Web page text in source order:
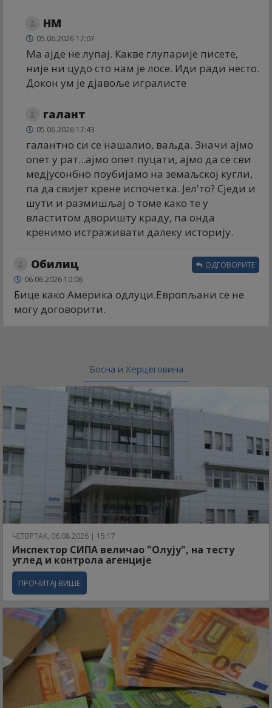
НМ
05.06.2026 17:07
Ма ајде не лупај. Какве глупарије писете,
није ни цудо сто нам је лосе. Иди ради несто.
Докон ум је дјавоље игралисте
галант
05.06.2026 17:43
галантно си се нашалио, ваљда. Значи ајмо
опет у рат...ајмо опет пуцати, ајмо да се сви
медјусонбно поубијамо на земаљској кугли,
па да свијет крене испочетка. Јел'то? Сједи и
шути и размишљај о томе како те у
властитом дворишту краду, па онда
кренимо истраживати далеку историју.
Обилиц
06.06.2026 10:06
Бице како Америка одлуци.Европљани се не
могу договорити.
ОДГОВОРИТЕ
Босна и Херцеговина
ЧЕТВРТАК, 06.08.2026 | 15:17
Инспектор СИПА величао "Олују", на тесту
углед и контрола агенције
ПРОЧИТАЈ ВИШЕ